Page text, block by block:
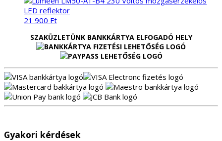
21 900 Ft
SZAKÜZLETÜNK BANKKÁRTYA ELFOGADÓ HELY
Gyakori kérdések